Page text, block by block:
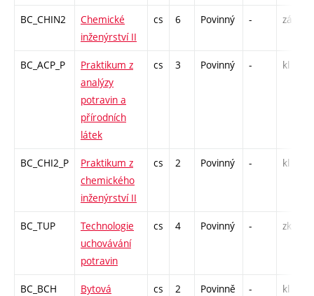
BC_CHIN2
Chemické
inženýrství II
cs 6 Povinný - zá,zk
BC_ACP_P
Praktikum z
analýzy
potravin a
přírodních
látek
cs 3 Povinný - kl
BC_CHI2_P
Praktikum z
chemického
inženýrství II
cs 2 Povinný - kl
BC_TUP
Technologie
uchovávání
potravin
cs 4 Povinný - zk
BC_BCH
Bytová
cs 2
Povinně
- kl